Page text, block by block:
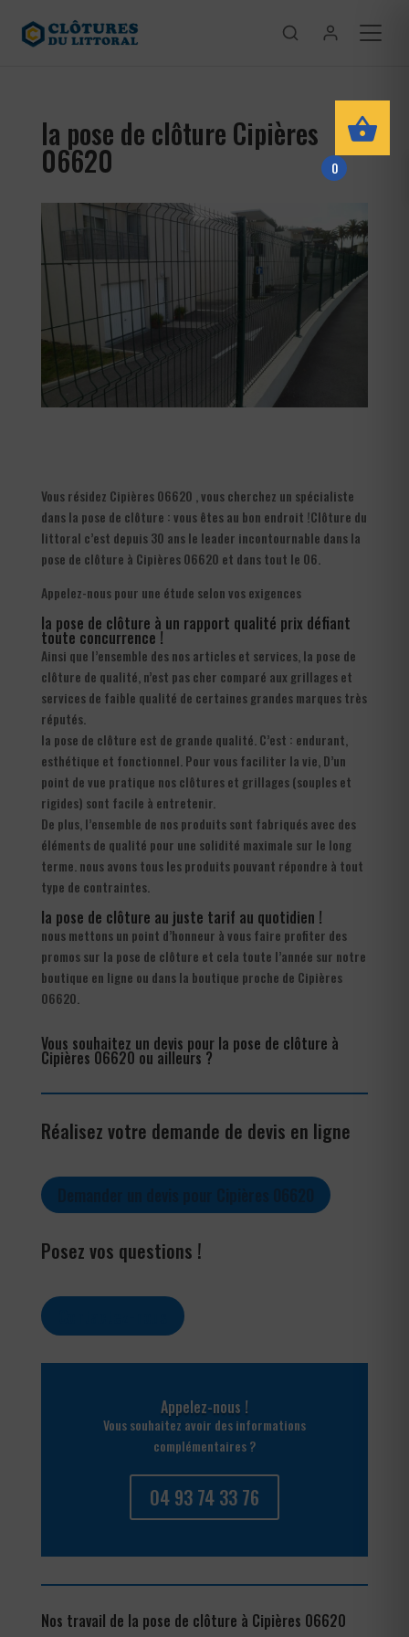
la pose de clôture Cipières
06620
Vous résidez Cipières 06620 , vous cherchez un spécialiste
dans la pose de clôture : vous êtes au bon endroit !Clôture du
littoral c’est depuis 30 ans le leader incontournable dans la
pose de clôture à Cipières 06620 et dans tout le 06.
Appelez-nous pour une étude selon vos exigences
la pose de clôture à un rapport qualité prix défiant
toute concurrence !
Ainsi que l’ensemble des nos articles et services, la pose de
clôture de qualité, n’est pas cher comparé aux grillages et
services de faible qualité de certaines grandes marques très
réputés.
la pose de clôture est de grande qualité. C’est : endurant,
esthétique et fonctionnel. Pour vous faciliter la vie, D’un
point de vue pratique nos clôtures et grillages (souples et
rigides) sont facile à entretenir.
De plus, l’ensemble de nos produits sont fabriqués avec des
éléments de qualité pour une solidité maximale sur le long
terme. nous avons tous les produits pouvant répondre à tout
type de contraintes.
la pose de clôture au juste tarif au quotidien !
nous mettons un point d’honneur à vous faire profiter des
promos sur la pose de clôture et cela toute l’année sur notre
boutique en ligne ou dans la boutique proche de Cipières
06620.
Vous souhaitez un devis pour la pose de clôture à
Cipières 06620 ou ailleurs ?
Réalisez votre demande de devis en ligne
Posez vos questions !
Appelez-nous !
Vous souhaitez avoir des informations
complémentaires ?
04 93 74 33 76
Nos travail de la pose de clôture à Cipières 06620
0